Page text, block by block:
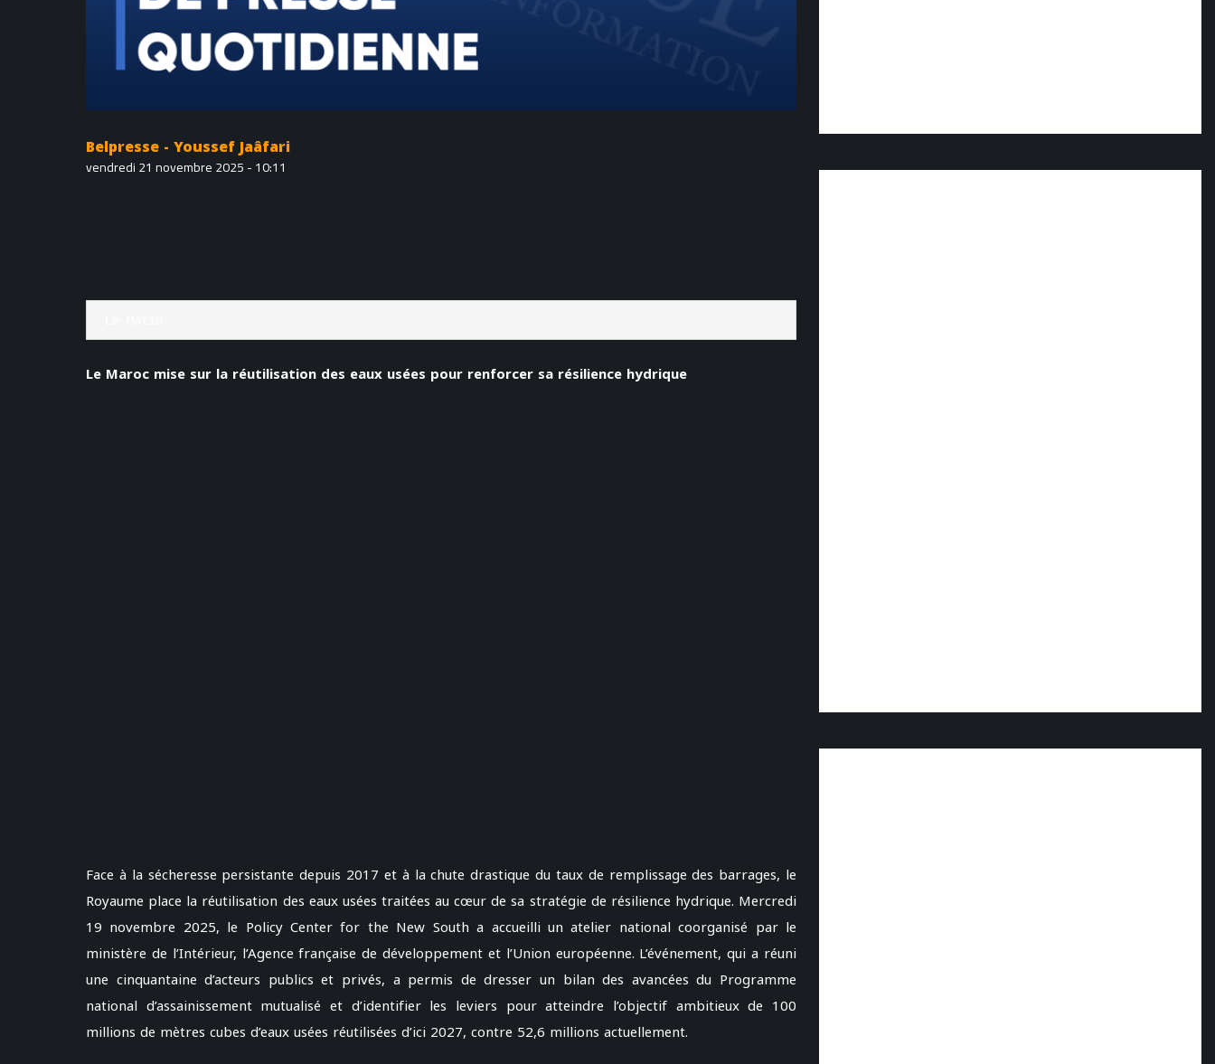
Belpresse - Youssef Jaâfari
vendredi 21 novembre 2025 - 10:11
Le Maroc mise sur la réutilisation des eaux usées pour renforcer sa résilience hydrique
Face à la sécheresse persistante depuis 2017 et à la chute drastique du taux de remplissage des barrages, le
Royaume place la réutilisation des eaux usées traitées au cœur de sa stratégie de résilience hydrique. Mercredi
19 novembre 2025, le Policy Center for the New South a accueilli un atelier national coorganisé par le
ministère de l’Intérieur, l’Agence française de développement et l’Union européenne. L’événement, qui a réuni
une cinquantaine d’acteurs publics et privés, a permis de dresser un bilan des avancées du Programme
national d’assainissement mutualisé et d’identifier les leviers pour atteindre l’objectif ambitieux de 100
millions de mètres cubes d’eaux usées réutilisées d’ici 2027, contre 52,6 millions actuellement.